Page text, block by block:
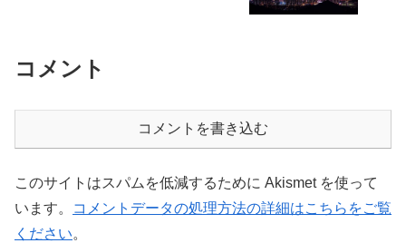
コメント
コメントを書き込む
このサイトはスパムを低減するために Akismet を使って
います。
コメントデータの処理方法の詳細はこちらをご覧
ください。